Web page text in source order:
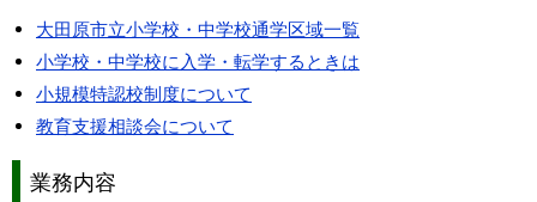
大田原市立小学校・中学校通学区域一覧
小学校・中学校に入学・転学するときは
小規模特認校制度について
教育支援相談会について
業務内容